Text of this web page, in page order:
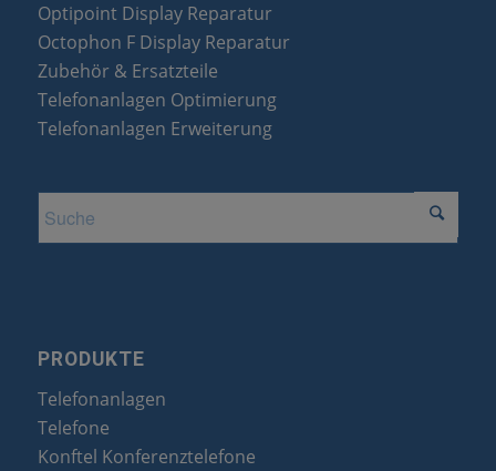
Optipoint Display Reparatur
Octophon F Display Reparatur
Zubehör & Ersatzteile
Telefonanlagen Optimierung
Telefonanlagen Erweiterung
PRODUKTE
Telefonanlagen
Telefone
Konftel Konferenztelefone